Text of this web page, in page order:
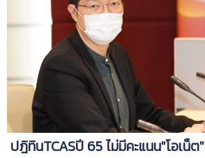
ปฎิทินTCASปี 65 ไม่มีคะแนน"โอเน็ต"